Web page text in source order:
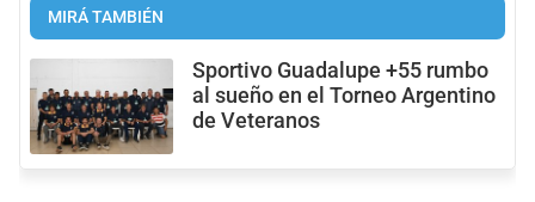
MIRÁ TAMBIÉN
Sportivo Guadalupe +55 rumbo
al sueño en el Torneo Argentino
de Veteranos